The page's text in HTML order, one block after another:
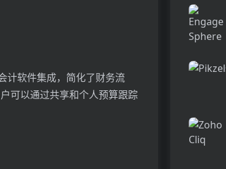
软件集成，简化了财务流
可以通过共享和个人预算跟踪